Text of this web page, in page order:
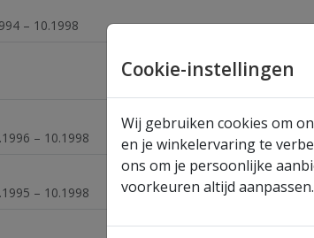
Cookie-instellingen
Wij gebruiken cookies om
en je winkelervaring te
ons om je persoonlijke
voorkeuren altijd aanpassen.
– 10.1998
– 10.1998
– 10.1998